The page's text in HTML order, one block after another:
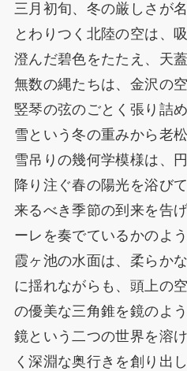
三月初旬、冬の厳しさが
とわりつく北陸の空は、
澄んだ碧色をたたえ、天
無数の縄たちは、金沢の
竪琴の弦のごとく張り詰
雪という冬の重みから老
雪吊りの幾何学模様は、
降り注ぐ春の陽光を浴び
来るべき季節の到来を告
ーレを奏でているかのよ
霞ヶ池の水面は、柔らか
に揺れながらも、頭上の
の優美な三角錐を鏡のよ
鏡という二つの世界を溶
く深淵な奥行きを創り出